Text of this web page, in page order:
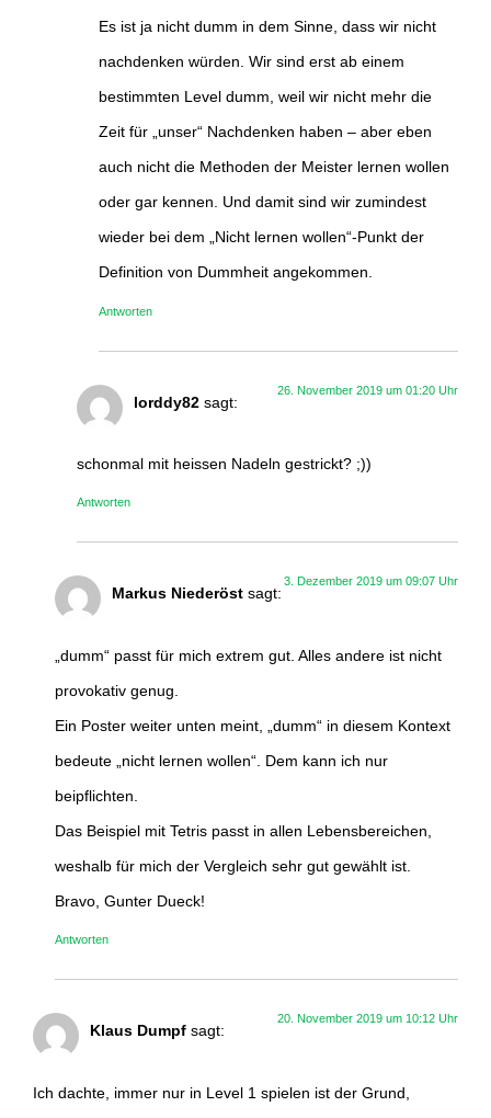
Es ist ja nicht dumm in dem Sinne, dass wir nicht
nachdenken würden. Wir sind erst ab einem
bestimmten Level dumm, weil wir nicht mehr die
Zeit für „unser“ Nachdenken haben – aber eben
auch nicht die Methoden der Meister lernen wollen
oder gar kennen. Und damit sind wir zumindest
wieder bei dem „Nicht lernen wollen“-Punkt der
Definition von Dummheit angekommen.
Antworten
lorddy82 sagt:
26. November 2019 um 01:20 Uhr
schonmal mit heissen Nadeln gestrickt? ;))
Antworten
Markus Niederöst sagt:
3. Dezember 2019 um 09:07 Uhr
„dumm“ passt für mich extrem gut. Alles andere ist nicht
provokativ genug.
Ein Poster weiter unten meint, „dumm“ in diesem Kontext
bedeute „nicht lernen wollen“. Dem kann ich nur
beipflichten.
Das Beispiel mit Tetris passt in allen Lebensbereichen,
weshalb für mich der Vergleich sehr gut gewählt ist.
Bravo, Gunter Dueck!
Antworten
Klaus Dumpf sagt:
20. November 2019 um 10:12 Uhr
Ich dachte, immer nur in Level 1 spielen ist der Grund,